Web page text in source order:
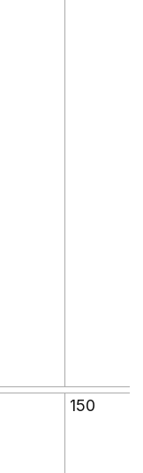
150